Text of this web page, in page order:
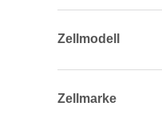
Zellmodell
Zellmarke